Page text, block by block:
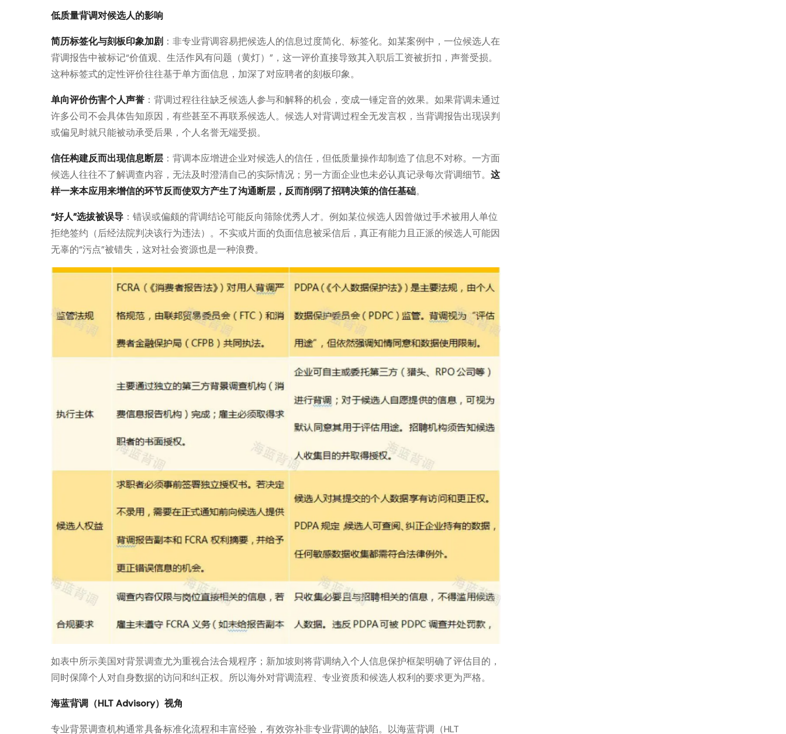
低质量背调对候选人的影响
简历标签化与刻板印象加剧 ：非专业背调容易把候选人的信息过度简化、标签化。如某案例中，一位候选人在
背调报告中被标记“价值观、生活作风有问题（黄灯）”，这一评价直接导致其入职后工资被折扣，声誉受损。
这种标签式的定性评价往往基于单方面信息，加深了对应聘者的刻板印象。
单向评价伤害个人声誉 ：背调过程往往缺乏候选人参与和解释的机会，变成一锤定音的效果。如果背调未通过
许多公司不会具体告知原因，有些甚至不再联系候选人。候选人对背调过程全无发言权，当背调报告出现误判
或偏见时就只能被动承受后果，个人名誉无端受损。
信任构建反而出现信息断层 ：背调本应增进企业对候选人的信任，但低质量操作却制造了信息不对称。一方面
候选人往往不了解调查内容，无法及时澄清自己的实际情况；另一方面企业也未必认真记录每次背调细节。 这
样一来本应用来增信的环节反而使双方产生了沟通断层，反而削弱了招聘决策的信任基础。
“好人”选拔被误导 ：错误或偏颇的背调结论可能反向筛除优秀人才。例如某位候选人因曾做过手术被用人单位
拒绝签约（后经法院判决该行为违法）。不实或片面的负面信息被采信后，真正有能力且正派的候选人可能因
无辜的“污点”被错失，这对社会资源也是一种浪费。
如表中所示美国对背景调查尤为重视合法合规程序；新加坡则将背调纳入个人信息保护框架明确了评估目的，
同时保障个人对自身数据的访问和纠正权。所以海外对背调流程、专业资质和候选人权利的要求更为严格。
海蓝背调（HLT Advisory）视角
专业背景调查机构通常具备标准化流程和丰富经验，有效弥补非专业背调的缺陷。以海蓝背调（HLT